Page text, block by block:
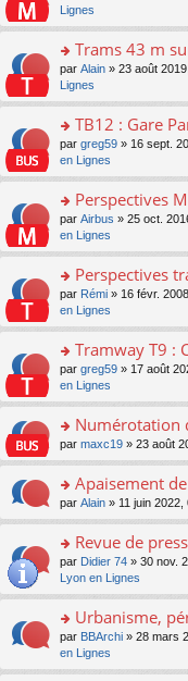
e
le
s
ré
e
o
n
lu
pl
ré
c
e
nt
s
e
n
o
n
lu
pl
ré
c
e
nt
m
e
s
s
a
n
o
n
lu
le
u
c
e
nt
s
er
le
m
e
s
s
a
n
o
n
lu
le
u
c
e
nt
Lignes
o
s
er
le
m
e
s
s
a
n
o
n
lu
le
u
c
e
nt
Trams 43 m
par Alain » 23 août
Lignes
o
n
s
er
le
m
e
s
s
a
n
o
n
lu
le
u
ré
c
e
TB12 : Gare
par greg59 » 16 sept.
en Lignes
o
n
s
er
le
m
e
s
s
a
n
o
n
lu
pl
s
ré
e
Perspectives
par Airbus » 25 oct.
en Lignes
o
n
s
er
le
m
e
s
s
e
n
o
n
le
pl
s
ré
c
e
Perspectives
par Rémi » 16 févr.
en Lignes
o
n
s
er
le
m
e
s
g
e
n
o
n
le
Tramway T9 :
par greg59 » 17 août
en Lignes
o
n
ult
er
le
m
e
s
g
e
n
o
Numérotation
par maxc19 » 23 août
o
n
ult
er
le
m
e
s
s
Apaisement
par Alain » 11 juin 2022,
o
s
er
le
m
e
Revue de
par Didier 74 » 30 nov.
Lyon en Lignes
o
n
s
Urbanisme,
par BBArchi » 28 mars
en Lignes